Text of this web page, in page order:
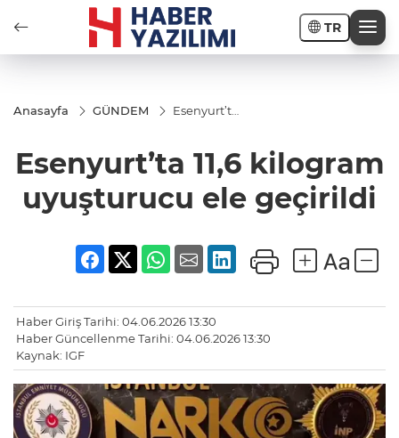
TR
Anasayfa GÜNDEM
Esenyurt’ta
uyuşturucu
ele
geçirildi
Esenyurt’ta 11,6 kilogram
uyuşturucu ele geçirildi
Haber Giriş Tarihi: 04.06.2026 13:30
Haber Güncellenme Tarihi: 04.06.2026 13:30
Kaynak: IGF